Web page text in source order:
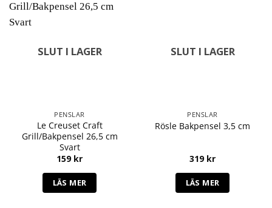
SLUT I LAGER
PENSLAR
Le Creuset Craft
Grill/Bakpensel 26,5 cm
Svart
159 kr
LÄS MER
SLUT I LAGER
PENSLAR
Rösle Bakpensel 3,5 cm
319 kr
LÄS MER